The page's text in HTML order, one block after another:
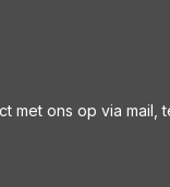
met ons op via mail,